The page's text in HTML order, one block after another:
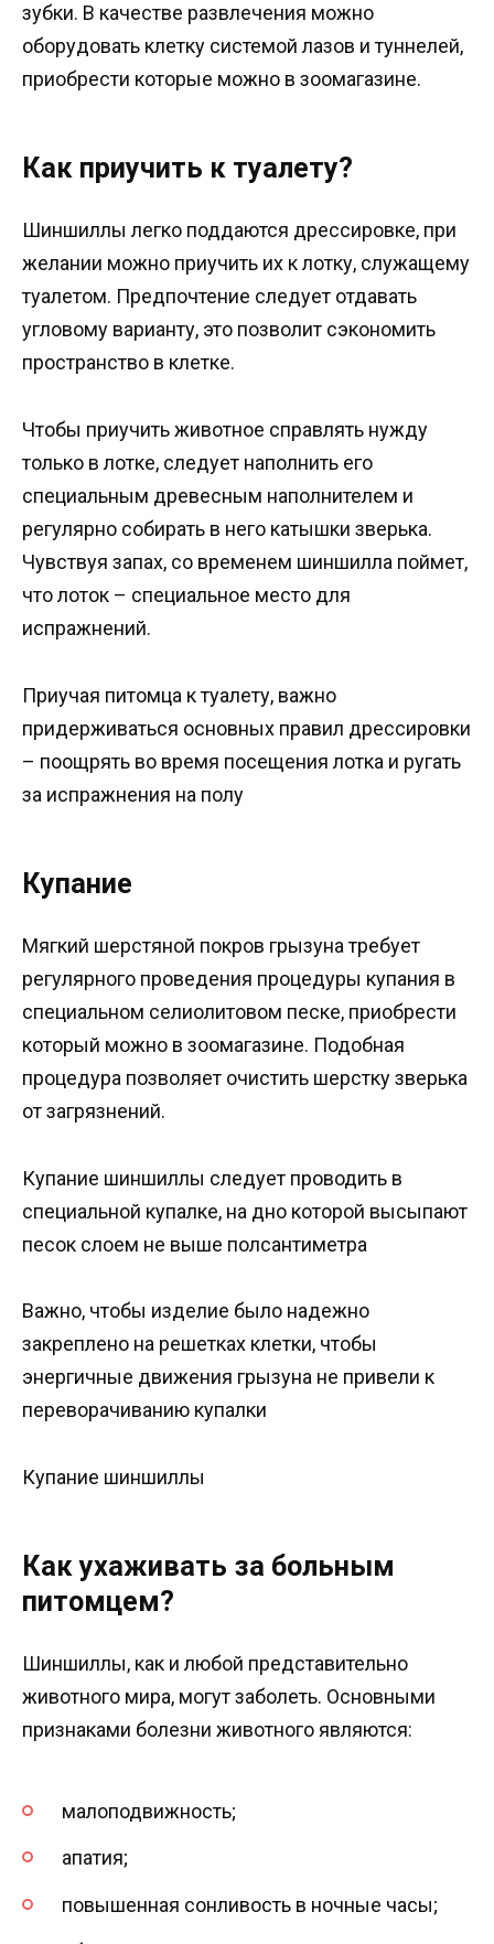
зубки. В качестве развлечения можно
оборудовать клетку системой лазов и туннелей,
приобрести которые можно в зоомагазине.
Как приучить к туалету?
Шиншиллы легко поддаются дрессировке, при
желании можно приучить их к лотку, служащему
туалетом. Предпочтение следует отдавать
угловому варианту, это позволит сэкономить
пространство в клетке.
Чтобы приучить животное справлять нужду
только в лотке, следует наполнить его
специальным древесным наполнителем и
регулярно собирать в него катышки зверька.
Чувствуя запах, со временем шиншилла поймет,
что лоток – специальное место для
испражнений.
Приучая питомца к туалету, важно
придерживаться основных правил дрессировки
– поощрять во время посещения лотка и ругать
за испражнения на полу
Купание
Мягкий шерстяной покров грызуна требует
регулярного проведения процедуры купания в
специальном селиолитовом песке, приобрести
который можно в зоомагазине. Подобная
процедура позволяет очистить шерстку зверька
от загрязнений.
Купание шиншиллы следует проводить в
специальной купалке, на дно которой высыпают
песок слоем не выше полсантиметра
Важно, чтобы изделие было надежно
закреплено на решетках клетки, чтобы
энергичные движения грызуна не привели к
переворачиванию купалки
Купание шиншиллы
Как ухаживать за больным
питомцем?
Шиншиллы, как и любой представительно
животного мира, могут заболеть. Основными
признаками болезни животного являются:
малоподвижность;
апатия;
повышенная сонливость в ночные часы;